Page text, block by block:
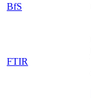
BfS
FTIR